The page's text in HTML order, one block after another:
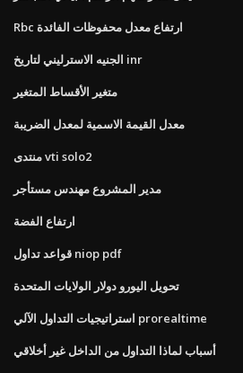
Rbc ارتفاع معدل محفوظات الفائدة
الجنيه الاسترليني لتاريخ inr
متغير الأقساط المتغير
معدل القيمة الاسمية لمعدل الضريبة
منتدى vti solo2
مدير المشروع مهندس مستأجر
ارتفاع الفضة
قواعد تداول niop pdf
تحويل اليورو دولار الولايات المتحدة
استراتيجيات التداول الآلي prorealtime
أسباب لماذا التداول من الداخل غير أخلاقي